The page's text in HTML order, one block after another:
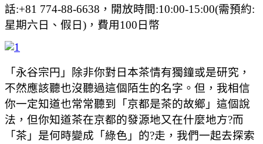
話:+81 774-88-6638，開放時間:10:00-15:00(需預約:
星期六日、假日)，費用100日幣
「永谷宗円」除非你對日本茶情有獨鐘或是研究，
不然應該聽也沒聽過這個陌生的名字。但，我相信
你一定知道也常常聽到「京都是茶的故鄉」這個說
法，但你知道茶在京都的發源地又在什麼地方?而
「茶」是何時變成「綠色」的?走，我們一起去探索